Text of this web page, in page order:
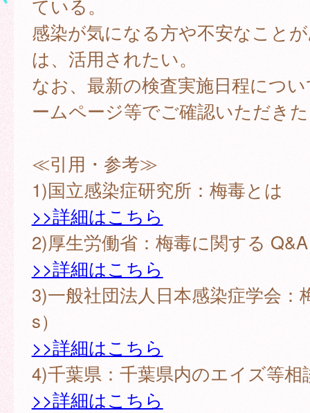
ている。
感染が気になる方や不安なこと
は、活用されたい。
なお、最新の検査実施日程につ
ームページ等でご確認いただき
≪引用・参考≫
1)国立感染症研究所：梅毒とは
>>詳細はこちら
2)厚生労働省：梅毒に関する Q&A
>>詳細はこちら
3)一般社団法人日本感染症学会：
s）
>>詳細はこちら
4)千葉県：千葉県内のエイズ等相
>>詳細はこちら